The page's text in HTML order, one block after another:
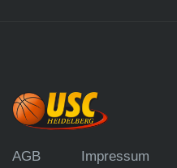
AGB Impressum